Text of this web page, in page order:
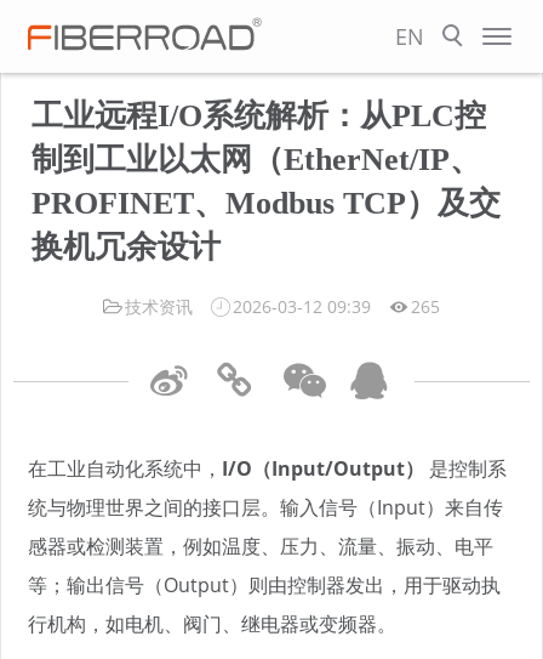
EN
工业远程I/O系统解析：从PLC控
制到工业以太网（EtherNet/IP、
PROFINET、Modbus TCP）及交
换机冗余设计
技术资讯 2026-03-12 09:39 265
在工业自动化系统中， I/O（Input/Output）
是控制系
统与物理世界之间的接口层。输入信号（Input）来自传
感器或检测装置，例如温度、压力、流量、振动、电平
等；输出信号（Output）则由控制器发出，用于驱动执
行机构，如电机、阀门、继电器或变频器。